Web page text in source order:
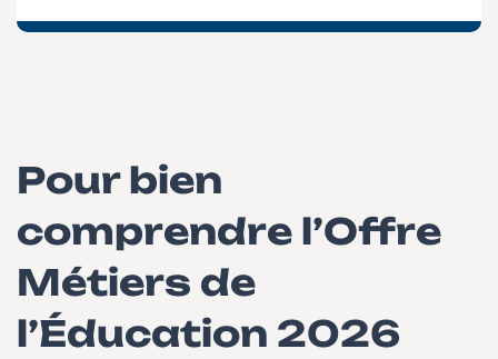
Pour bien
comprendre l’Offre
Métiers de
l’Éducation 2026